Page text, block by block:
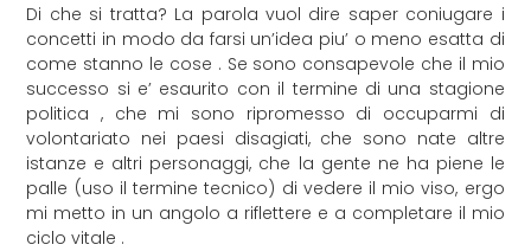
Di che si tratta? La parola vuol dire saper coniugare i
concetti in modo da farsi un’idea piu’ o meno esatta di
come stanno le cose . Se sono consapevole che il mio
successo si e’ esaurito con il termine di una stagione
politica , che mi sono ripromesso di occuparmi di
volontariato nei paesi disagiati, che sono nate altre
istanze e altri personaggi, che la gente ne ha piene le
palle (uso il termine tecnico) di vedere il mio viso, ergo
mi metto in un angolo a riflettere e a completare il mio
ciclo vitale .